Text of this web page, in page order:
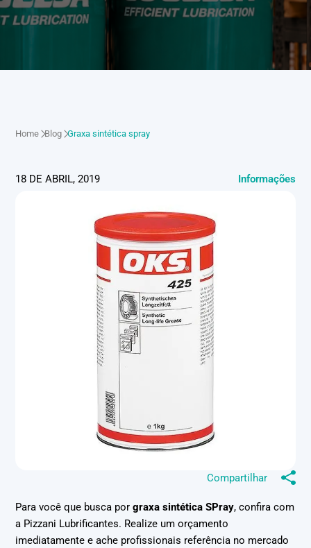
Home Blog Graxa sintética spray
18 DE ABRIL, 2019 Informações
Compartilhar
Para você que busca porgraxa sintética SPray, confira com
a Pizzani Lubrificantes. Realize um orçamento
imediatamente e ache profissionais referência no mercado